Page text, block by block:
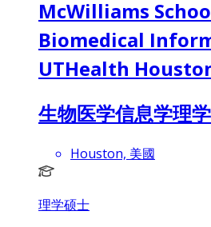
McWilliams
Biomedical
UTHealth
生物医学信息学理
Houston, 美國
理学硕士